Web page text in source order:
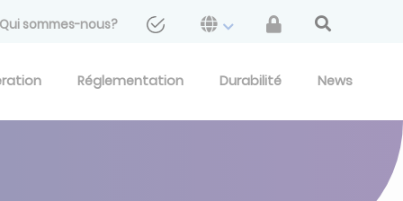
Qui sommes-nous?
Réglementation Durabilité News